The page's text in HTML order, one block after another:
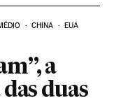
CHINA EUA
a
duas